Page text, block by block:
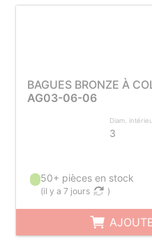
BAGUES BRONZE À
AG03-06-06
Diam.
3
50+ pièces en stock
(il y a 7 jours )